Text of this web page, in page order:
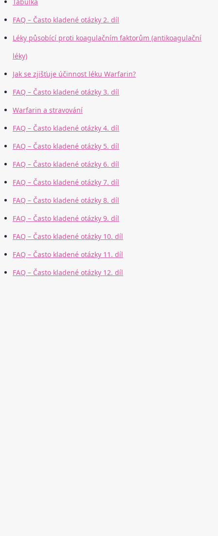
Tabulka
FAQ – Často kladené otázky 2. díl
Léky působící proti koagulačním faktorům (antikoagulační
léky)
Jak se zjišťuje účinnost léku Warfarin?
FAQ – Často kladené otázky 3. díl
Warfarin a stravování
FAQ – Často kladené otázky 4. díl
FAQ – Často kladené otázky 5. díl
FAQ – Často kladené otázky 6. díl
FAQ – Často kladené otázky 7. díl
FAQ – Často kladené otázky 8. díl
FAQ – Často kladené otázky 9. díl
FAQ – Často kladené otázky 10. díl
FAQ – Často kladené otázky 11. díl
FAQ – Často kladené otázky 12. díl